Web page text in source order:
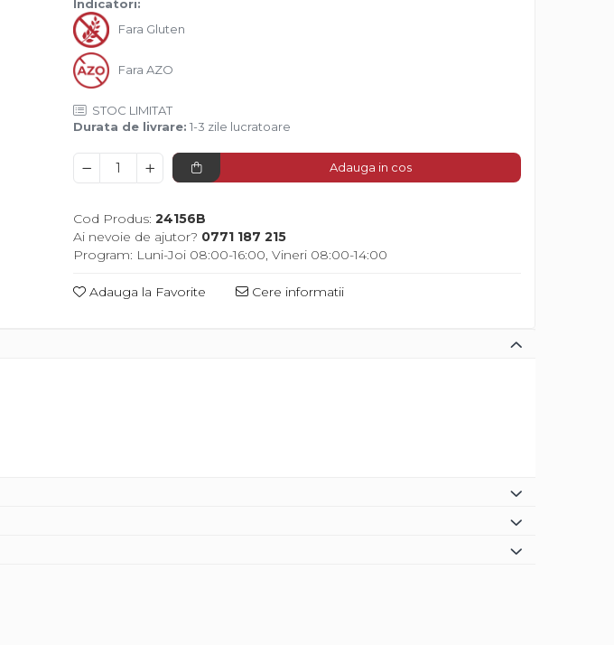
Indicatori:
Fara Gluten
Fara AZO
STOC LIMITAT
Durata de livrare: 1-3 zile lucratoare
Adauga in cos
Cod Produs: 24156B
Ai nevoie de ajutor? 0771 187 215
Program: Luni-Joi 08:00-16:00, Vineri 08:00-14:00
Adauga la Favorite Cere informatii